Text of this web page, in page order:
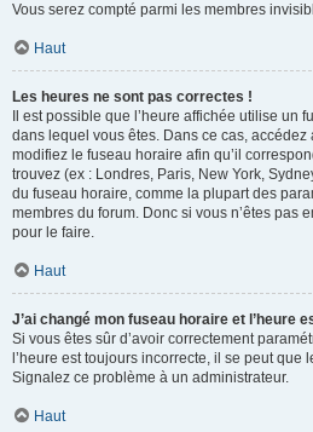
Vous serez compté parmi les membres
Haut
Les heures ne sont pas correctes !
Il est possible que l’heure affichée utilise un
dans lequel vous êtes. Dans ce cas, accédez
modifiez le fuseau horaire afin qu’il
trouvez (ex : Londres, Paris, New York,
du fuseau horaire, comme la plupart des
membres du forum. Donc si vous n’êtes pas
pour le faire.
Haut
J’ai changé mon fuseau horaire et l’heure
Si vous êtes sûr d’avoir correctement
l’heure est toujours incorrecte, il se peut que
Signalez ce problème à un administrateur.
Haut